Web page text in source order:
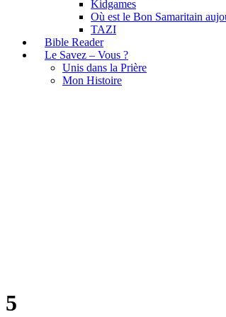
Kidgames
Où est le Bon Samaritain
TAZI
Bible Reader
Le Savez – Vous ?
Unis dans la Prière
Mon Histoire
5